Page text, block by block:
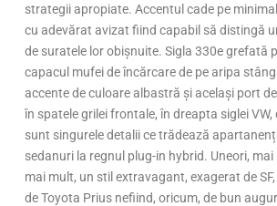
strategii apropiate. Accentul cade pe
cu adevărat avizat fiind capabil să distingă
de suratele lor obișnuite. Sigla 330e grefată
capacul mufei de încărcare de pe aripa
accente de culoare albastră și același port
în spatele grilei frontale, în dreapta siglei
sunt singurele detalii ce trădează
sedanuri la regnul plug-in hybrid. Uneori,
mai mult, un stil extravagant, exagerat de
de Toyota Prius nefiind, oricum, de bun